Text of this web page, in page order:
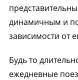
динамичным и
зависимости от
Будь то
ежедневные